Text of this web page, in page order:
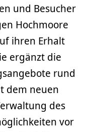
und Besucher
Hochmoore
ihren Erhalt
ergänzt die
rund
dem neuen
des
vor